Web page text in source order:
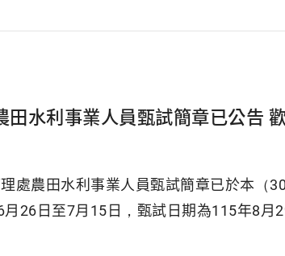
水利事業人員甄試簡章已公告
處農田水利事業人員甄試簡章已於本（
26日至7月15日，甄試日期為115年8月